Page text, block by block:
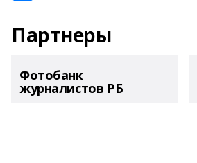
Партнеры
Фотобанк
журналистов РБ